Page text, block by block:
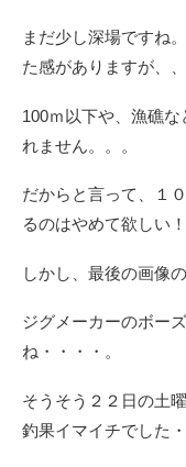
まだ少し深場ですね
た感がありますが、、
100ｍ以下や、漁礁
れません。。。
だからと言って、１
るのはやめて欲しい！
しかし、最後の画像
ジグメーカーのボー
ね・・・・。
そうそう２２日の土
釣果イマイチでした・